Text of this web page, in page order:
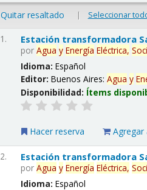
Quitar resaltado | Seleccionar
1. Estación transformadora
porAgua y Energía Eléctrica,
Idioma:Español
Editor:Buenos Aires:Agua y
Disponibilidad: Ítems
Hacer reserva Agregar
2. Estación transformadora
porAgua y Energía Eléctrica,
Idioma:Español